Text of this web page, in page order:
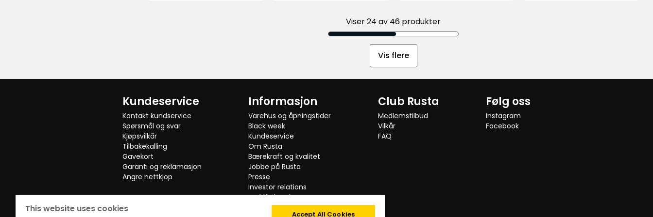
Viser 24 av 46 produkter
Vis flere
Kundeservice
Kontakt kundservice
Spørsmål og svar
Kjøpsvilkår
Tilbakekalling
Gavekort
Garanti og reklamasjon
Angre nettkjop
Informasjon
Varehus og åpningstider
Black week
Kundeservice
Om Rusta
Bærekraft og kvalitet
Jobbe på Rusta
Presse
Investor relations
Bedriftskunde
Testede produkter
Club Rusta
Medlemstilbud
Vilkår
FAQ
Følg oss
Instagram
Facebook
This website uses cookies
Accept All Cookies